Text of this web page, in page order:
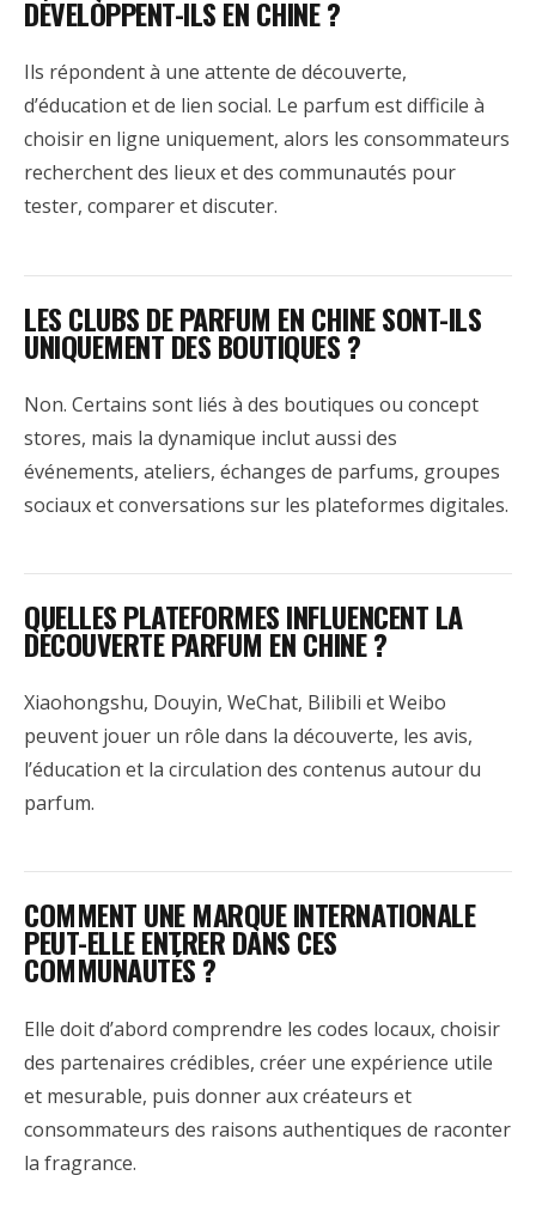
DÉVELOPPENT-ILS EN CHINE ?
Ils répondent à une attente de découverte,
d’éducation et de lien social. Le parfum est difficile à
choisir en ligne uniquement, alors les consommateurs
recherchent des lieux et des communautés pour
tester, comparer et discuter.
LES CLUBS DE PARFUM EN CHINE SONT-ILS
UNIQUEMENT DES BOUTIQUES ?
Non. Certains sont liés à des boutiques ou concept
stores, mais la dynamique inclut aussi des
événements, ateliers, échanges de parfums, groupes
sociaux et conversations sur les plateformes digitales.
QUELLES PLATEFORMES INFLUENCENT LA
DÉCOUVERTE PARFUM EN CHINE ?
Xiaohongshu, Douyin, WeChat, Bilibili et Weibo
peuvent jouer un rôle dans la découverte, les avis,
l’éducation et la circulation des contenus autour du
parfum.
COMMENT UNE MARQUE INTERNATIONALE
PEUT-ELLE ENTRER DANS CES
COMMUNAUTÉS ?
Elle doit d’abord comprendre les codes locaux, choisir
des partenaires crédibles, créer une expérience utile
et mesurable, puis donner aux créateurs et
consommateurs des raisons authentiques de raconter
la fragrance.